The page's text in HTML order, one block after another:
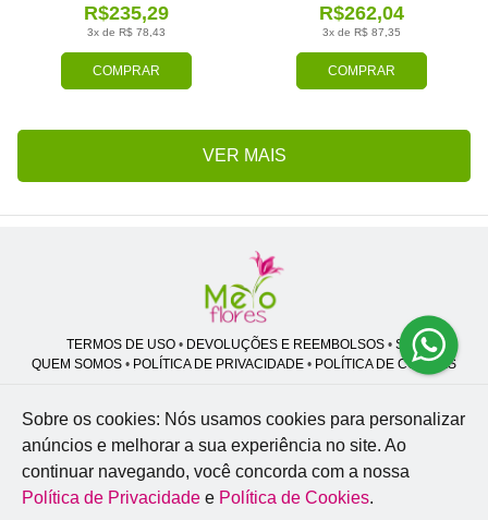
COMPRAR
3x de R$ 78,43
R$235,29
COMPRAR
3x de R$ 87,35
R$262,04
VER MAIS
TERMOS DE USO• DEVOLUÇÕES E REEMBOLSOS• SAC
QUEM SOMOS • POLÍTICA DE PRIVACIDADE • POLÍTICA DE COOKIES
Melo Flores | CNPJ: 27.662.413/0001-98
Professor José Lourenço - Travessa cinco, 27 - Vila Zat - São Paulo - SP -
02.977-020
Sobre os cookies: Nós usamos cookies para personalizar
anúncios e melhorar a sua experiência no site. Ao
continuar navegando, você concorda com a nossa
Política de Privacidade e Política de Cookies.